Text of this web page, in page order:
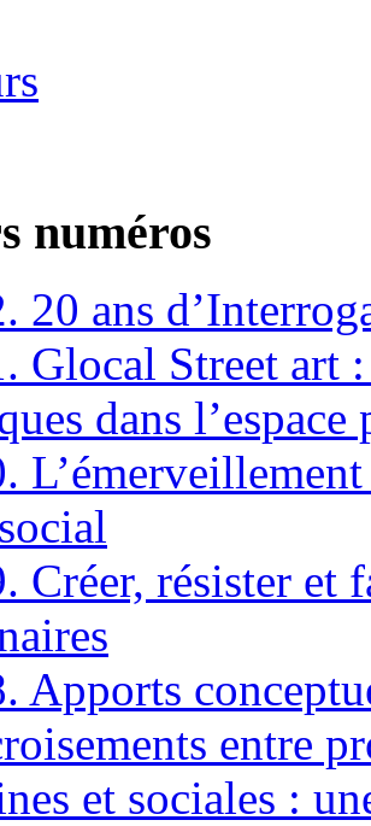
numéros
20 ans
Glocal Street art
dans l’espace
Créer, résister et
Apports
entre
et sociales :